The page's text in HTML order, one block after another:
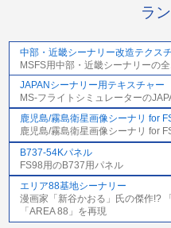
ラ
中部・近畿シーナリー改造テクス
MSFS用中部・近畿シーナリーの
JAPANシーナリー用テキスチャー
MS-フライトシミュレーターの
鹿児島/霧島衛星画像シーナリ for
鹿児島/霧島衛星画像シーナリ for
B737-54Kパネル
FS98用のB737用パネル
エリア88基地シーナリー
漫画家「新谷かおる」氏の傑作!?
「AREA 88」を再現